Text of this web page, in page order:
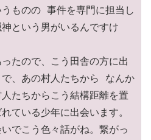
ものの 事件を専門に担当し
という男がいるんですけ
たので、こう田舎の方に出
、あの村人たちから なんか
たちからこう結構距離を置
ている少年に出会います。
でこう色々話がね。繋がっ